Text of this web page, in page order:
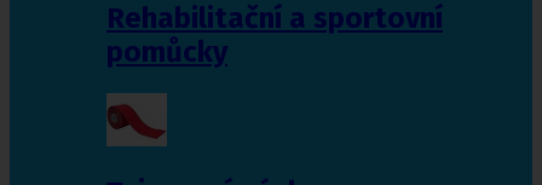
Rehabilitační a sportovní
pomůcky